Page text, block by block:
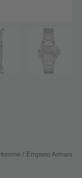
/ Emporio Armani